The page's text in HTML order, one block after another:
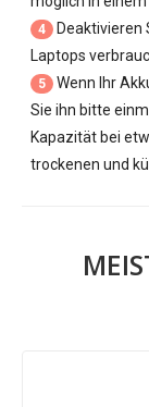
4
Deaktivieren
Laptops
5
Wenn Ihr
Sie ihn bitte
Kapazität bei
trockenen und